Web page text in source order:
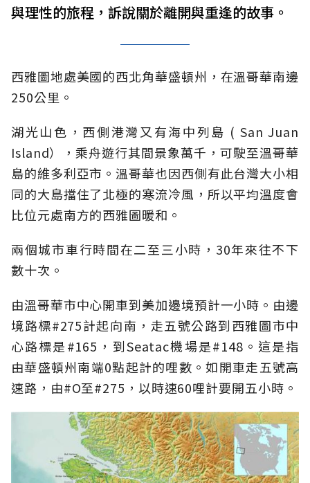
與理性的旅程，訴說關於離開與重逢的故事。
西雅圖地處美國的西北角華盛頓州，在溫哥華南邊
250公里。
湖光山色，西側港灣又有海中列島 ( San Juan
Island），乘舟遊行其間景象萬千，可駛至溫哥華
島的維多利亞市。溫哥華也因西側有此台灣大小相
同的大島擋住了北極的寒流冷風，所以平均溫度會
比位元處南方的西雅圖暖和。
兩個城市車行時間在二至三小時，30年來往不下
數十次。
由溫哥華市中心開車到美加邊境預計一小時。由邊
境路標#275計起向南，走五號公路到西雅圖市中
心路標是#165，到Seatac機場是#148。這是指
由華盛頓州南端0點起計的哩數。如開車走五號高
速路，由#O至#275，以時速60哩計要開五小時。